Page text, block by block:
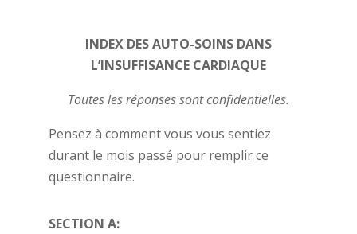
INDEX DES AUTO-SOINS DANS
L’INSUFFISANCE CARDIAQUE
Toutes les réponses sont confidentielles.
Pensez à comment vous vous sentiez
durant le mois passé pour remplir ce
questionnaire.
SECTION A: